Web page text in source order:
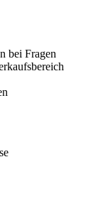
bei Fragen